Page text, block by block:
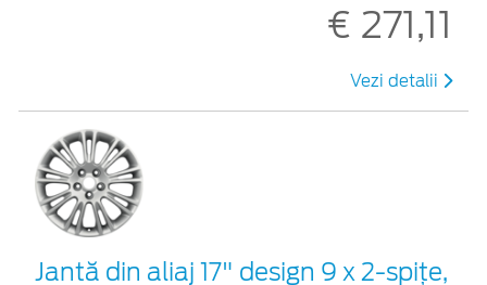
€ 271,11
Vezi detalii
Jantă din aliaj 17" design 9 x 2-spiţe,